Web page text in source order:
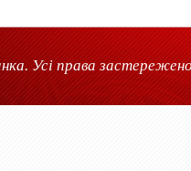
Усі права